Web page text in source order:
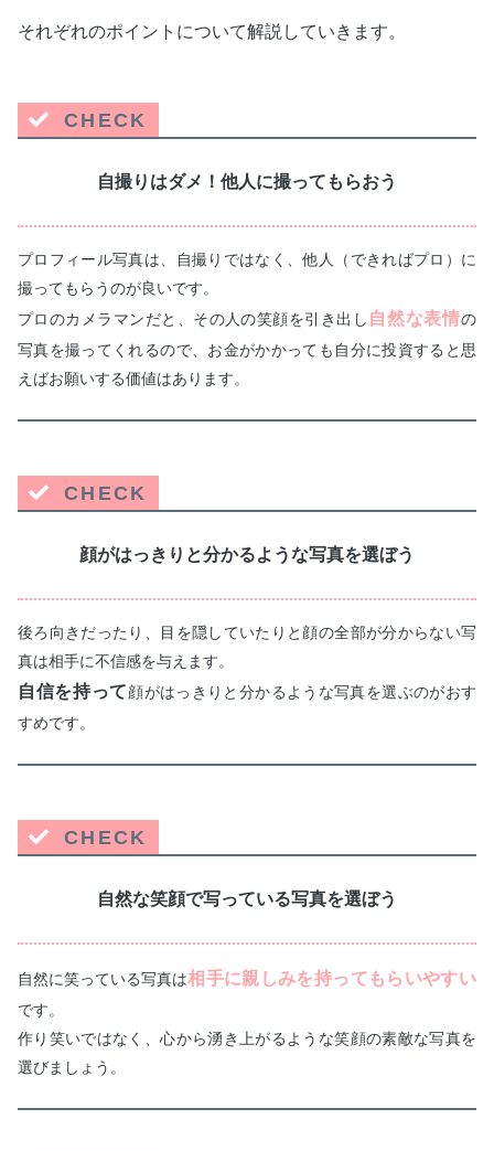
それぞれのポイントについて解説していきます。
CHECK
自撮りはダメ！他人に撮ってもらおう
プロフィール写真は、自撮りではなく、他人（できればプロ）に
撮ってもらうのが良いです。
プロのカメラマンだと、その人の笑顔を引き出し 自然な表情の
写真を撮ってくれるので、お金がかかっても自分に投資すると思
えばお願いする価値はあります。
CHECK
顔がはっきりと分かるような写真を選ぼう
後ろ向きだったり、目を隠していたりと顔の全部が分からない写
真は相手に不信感を与えます。
自信を持って顔がはっきりと分かるような写真を選ぶのがおす
すめです。
CHECK
自然な笑顔で写っている写真を選ぼう
自然に笑っている写真は相手に親しみを持ってもらいやすい
です。
作り笑いではなく、心から湧き上がるような笑顔の素敵な写真を
選びましょう。